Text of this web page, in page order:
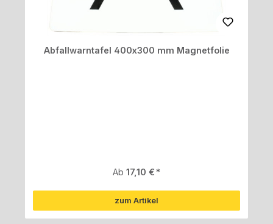
Abfallwarntafel 400x300 mm Magnetfolie
Regulärer Preis:
Ab17,10 €
zum Artikel